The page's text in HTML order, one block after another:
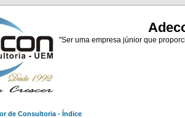
"Ser uma empresa júnior que
de Consultoria - Índice